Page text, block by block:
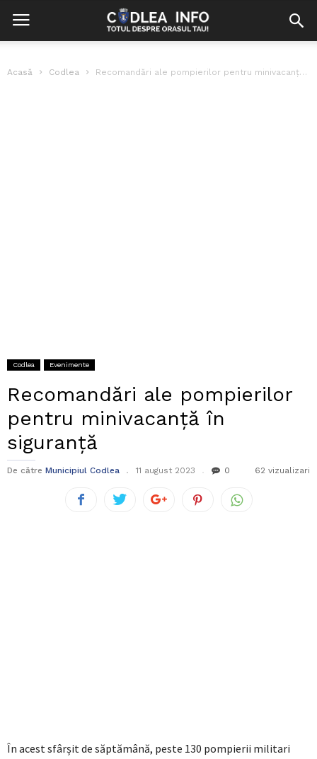
Acasă Codlea Recomandări ale pompierilor pentru minivacanță în siguranță
Codlea Evenimente
Recomandări ale pompierilor
pentru minivacanță în
siguranță
De către Municipiul Codlea 11 august 2023 0 62 vizualizari
În acest sfârșit de săptămână, peste 130 pompierii militari